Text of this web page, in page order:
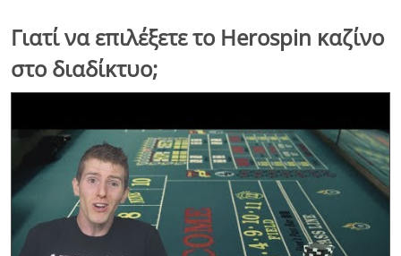
Γιατί να επιλέξετε το Herospin καζίνο
στο διαδίκτυο;